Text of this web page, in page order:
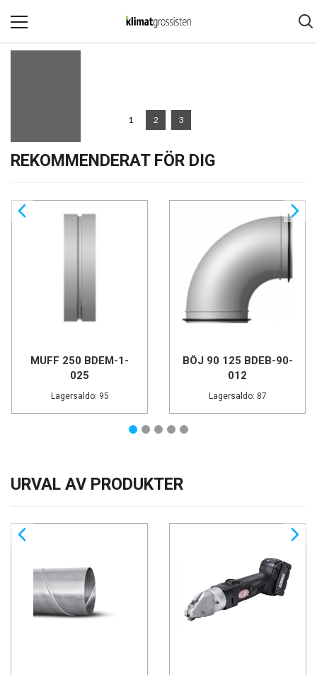
REKOMMENDERAT FÖR DIG
MUFF 250 BDEM-1-
025
Lagersaldo: 95
BÖJ 90 125 BDEB-90-
012
Lagersaldo: 87
URVAL AV PRODUKTER